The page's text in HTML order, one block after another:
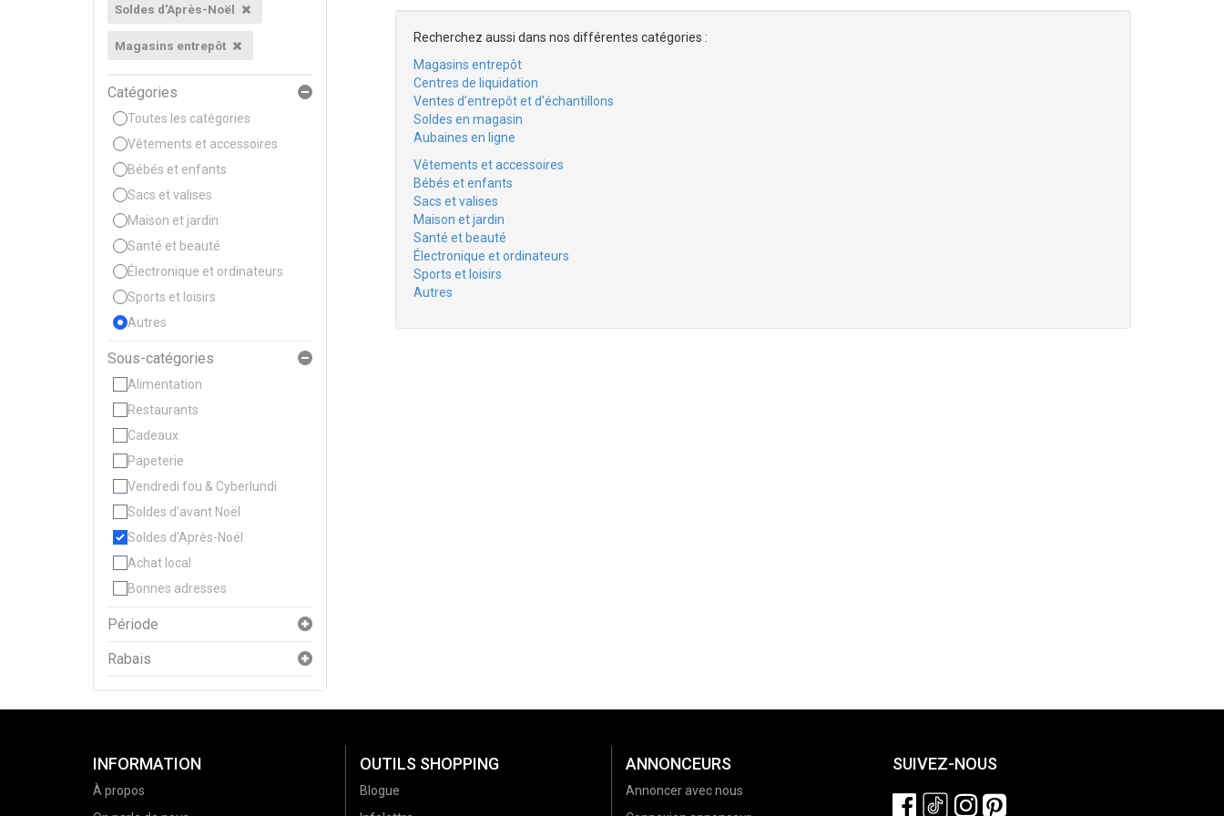
Soldes d'Après-Noël
Magasins entrepôt
Catégories
Toutes les catégories
Vêtements et accessoires
Bébés et enfants
Sacs et valises
Maison et jardin
Santé et beauté
Électronique et ordinateurs
Sports et loisirs
Autres
Sous-catégories
Alimentation
Restaurants
Cadeaux
Papeterie
Vendredi fou & Cyberlundi
Soldes d'avant Noël
Soldes d'Après-Noël
Achat local
Bonnes adresses
Période
Rabais
Recherchez aussi dans nos différentes catégories :
Magasins entrepôt
Centres de liquidation
Ventes d'entrepôt et d'échantillons
Soldes en magasin
Aubaines en ligne
Vêtements et accessoires
Bébés et enfants
Sacs et valises
Maison et jardin
Santé et beauté
Électronique et ordinateurs
Sports et loisirs
Autres
INFORMATION
À propos
OUTILS SHOPPING
Blogue
ANNONCEURS
Annoncer avec nous
SUIVEZ-NOUS